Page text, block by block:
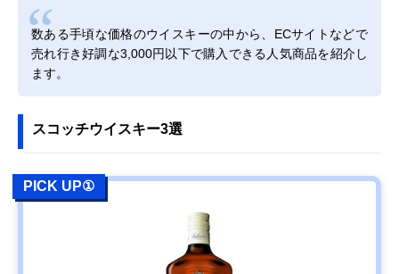
数ある手頃な価格のウイスキーの中から、ECサイトなどで
売れ行き好調な3,000円以下で購入できる人気商品を紹介し
ます。
スコッチウイスキー3選
PICK UP①